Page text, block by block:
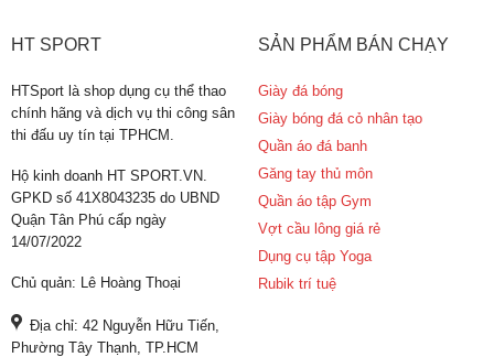
HT SPORT
HTSport là shop dụng cụ thể thao
chính hãng và dịch vụ thi công sân
thi đấu uy tín tại TPHCM.
Hộ kinh doanh HT SPORT.VN.
GPKD số 41X8043235 do UBND
Quận Tân Phú cấp ngày
14/07/2022
Chủ quản: Lê Hoàng Thoại
Địa chỉ: 42 Nguyễn Hữu Tiến,
Phường Tây Thạnh, TP.HCM
SẢN PHẨM BÁN CHẠY
Giày đá bóng
Giày bóng đá cỏ nhân tạo
Quần áo đá banh
Găng tay thủ môn
Quần áo tập Gym
Vợt cầu lông giá rẻ
Dụng cụ tập Yoga
Rubik trí tuệ